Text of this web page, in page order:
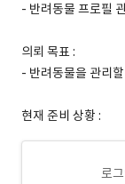
- 반려동물 프로필
의뢰 목표 :
- 반려동물을 관리
현재 준비 상황 :
로